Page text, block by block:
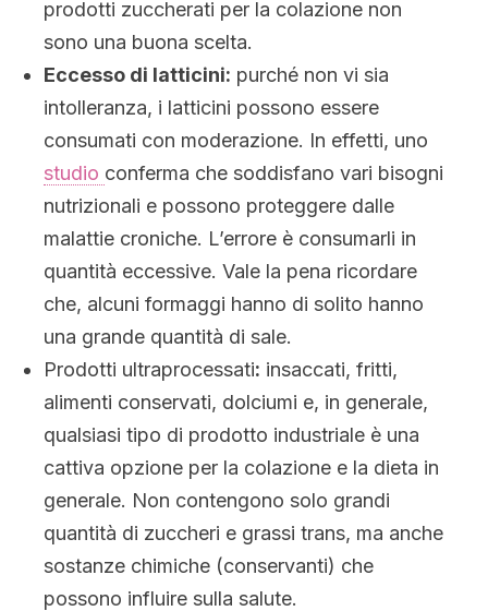
prodotti zuccherati per la colazione non
sono una buona scelta.
Eccesso di latticini: purché non vi sia
intolleranza, i latticini possono essere
consumati con moderazione. In effetti, uno
studio conferma che soddisfano vari bisogni
nutrizionali e possono proteggere dalle
malattie croniche. L’errore è consumarli in
quantità eccessive. Vale la pena ricordare
che, alcuni formaggi hanno di solito hanno
una grande quantità di sale.
Prodotti ultraprocessati: insaccati, fritti,
alimenti conservati, dolciumi e, in generale,
qualsiasi tipo di prodotto industriale è una
cattiva opzione per la colazione e la dieta in
generale. Non contengono solo grandi
quantità di zuccheri e grassi trans, ma anche
sostanze chimiche (conservanti) che
possono influire sulla salute.